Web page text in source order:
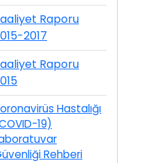
Raporu
2017
Raporu
Hastalığı
19)
Rehberi